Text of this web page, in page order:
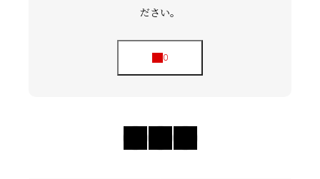
ださい。